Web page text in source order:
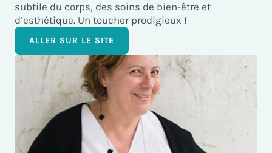
subtile du corps, des soins de bien-être et
d’esthétique. Un toucher prodigieux !
ALLER SUR LE SITE